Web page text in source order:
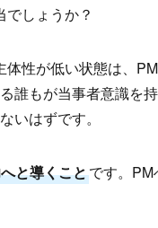
しょうか？
性が低い状態は、
誰もが当事者意識を
いはずです。
と導くことです。